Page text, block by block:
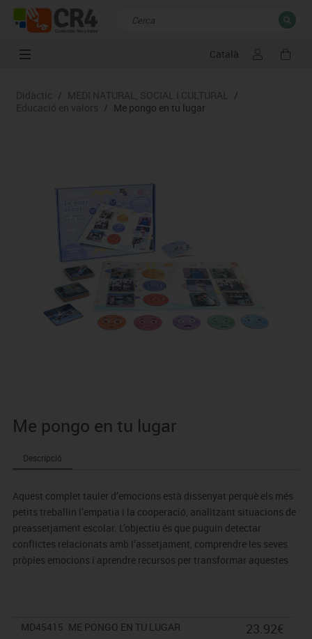
Català
Resultats de la recerca TANCAR
Didàctic / MEDI NATURAL, SOCIAL I CULTURAL /
Educació en valors / Me pongo en tu lugar
Me pongo en tu lugar
Descripció
Aquest complet tauler d’emocions està dissenyat perquè els més
petits treballin l’empatia i la cooperació, analitzant situacions de
preassetjament escolar. L’objectiu és que puguin detectar
conflictes relacionats amb l’assetjament, comprendre les seves
pròpies emocions i aprendre recursos per transformar aquestes
MD45415 ME PONGO EN TU LUGAR
23.92€